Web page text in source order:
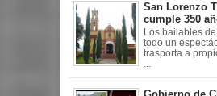
San Lorenzo
cumple 350
Los bailables
todo un
trasporta a